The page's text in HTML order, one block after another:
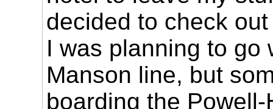
decided to check
I was planning to go
Manson line, but
boarding the